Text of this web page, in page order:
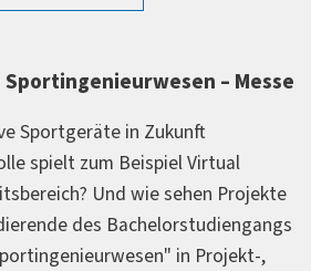
– Messe
Sportgeräte in Zukunft
spielt zum Beispiel Virtual
Und wie sehen Projekte
des Bachelorstudiengangs
in Projekt-,